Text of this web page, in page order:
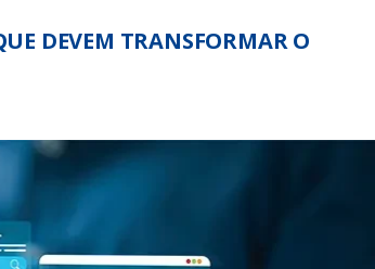
DEVEM TRANSFORMAR O